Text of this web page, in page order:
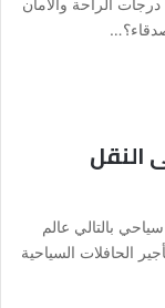
النقل
بسعة 50 راكب باص سياحي بالتالي عالم
تلعب شركات تأجير الحافلات السياحية